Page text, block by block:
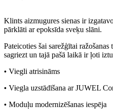
Klints aizmugures sienas ir
pārklāti ar epoksīda sveķu slāni.
Pateicoties šai sarežģītai
sagriezt un tajā pašā laikā ir ļoti
• Viegli atrisināms
• Viegla uzstādīšana ar JUWEL
• Moduļu modernizēšanas iespēja